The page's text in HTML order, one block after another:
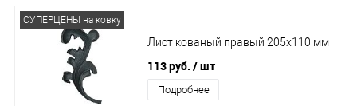
СУПЕРЦЕНЫ на ковку
Лист кованый правый 205х110 мм
113 руб. / шт
Подробнее